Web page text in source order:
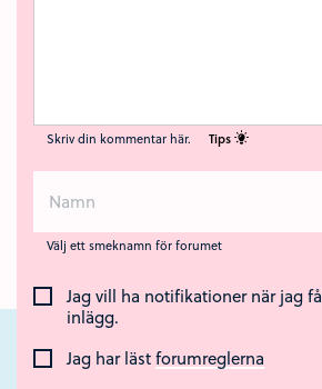
Skriv din kommentar här. Tips
Välj ett smeknamn för forumet
Jag vill ha notifikationer när jag
inlägg.
Jag har lästforumreglerna